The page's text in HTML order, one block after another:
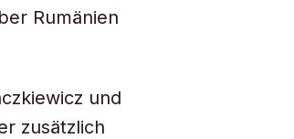
Rumänien
und
zusätzlich